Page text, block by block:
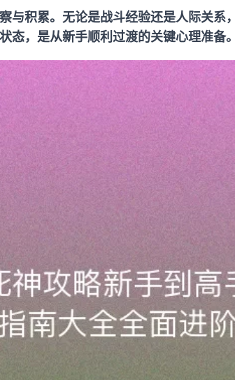
与积累。无论是战斗经验还是人际关系
态，是从新手顺利过渡的关键心理准备。